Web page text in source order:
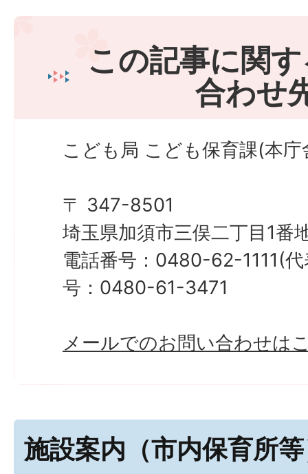
この記事に関
合わせ
こども局 こども保育課(本
〒 347-8501
埼玉県加須市三俣二丁目1番
電話番号：0480-62-1111(
号：0480-61-3471
メールでのお問い合わせは
施設案内（市内保育所